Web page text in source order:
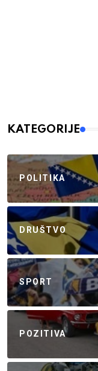
KATEGORIJE
POLITIKA
DRUŠTVO
SPORT
POZITIVA